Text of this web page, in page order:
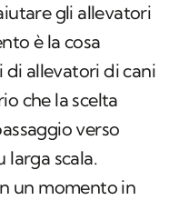
gli allevatori
è la cosa
di allevatori di cani
che la scelta
verso
larga scala.
un momento in